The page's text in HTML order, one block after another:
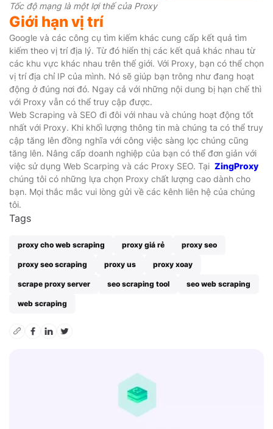
Tốc độ mạng là một lợi thế của Proxy
Giới hạn vị trí
Google và các công cụ tìm kiếm khác cung cấp kết quả tìm
kiếm theo vị trí địa lý. Từ đó hiển thị các kết quả khác nhau từ
các khu vực khác nhau trên thế giới. Với Proxy, bạn có thể chọn
vị trí địa chỉ IP của mình. Nó sẽ giúp bạn trông như đang hoạt
động ở đúng nơi đó. Ngay cả với những nội dung bị hạn chế thì
với Proxy vẫn có thể truy cập được.
Web Scraping và SEO đi đôi với nhau và chúng hoạt động tốt
nhất với Proxy. Khi khối lượng thông tin mà chúng ta có thể truy
cập tăng lên đồng nghĩa với công việc sàng lọc chúng cũng
tăng lên. Nâng cấp doanh nghiệp của bạn có thể đơn giản với
việc sử dụng Web Scarping và các Proxy SEO. Tại ZingProxy
chúng tôi có những lựa chọn Proxy chất lượng cao dành cho
bạn. Mọi thắc mắc vui lòng gửi về các kênh liên hệ của chúng
tôi.
Tags
proxy cho web scraping proxy giá rẻ proxy seo
proxy seo scraping proxy us proxy xoay
scrape proxy server seo scraping tool seo web scraping
web scraping